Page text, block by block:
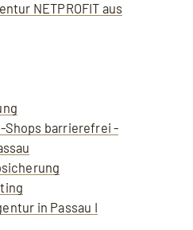
NETPROFIT aus
Shops barrierefrei -
in Passau I